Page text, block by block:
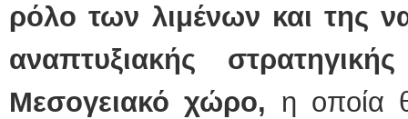
ρόλο των λιμένων και της
αναπτυξιακής
Μεσογειακό χώρο, η οποία